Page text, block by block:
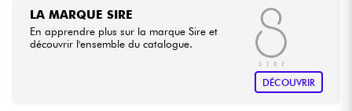
LA MARQUE SIRE
En apprendre plus sur la marque Sire et
découvrir l'ensemble du catalogue.
DÉCOUVRIR